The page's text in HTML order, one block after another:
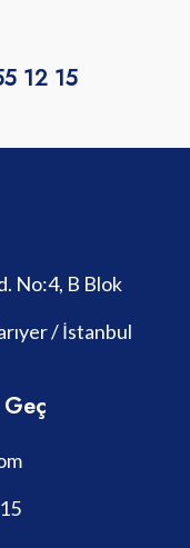
12 15
No:4, B Blok
/ İstanbul